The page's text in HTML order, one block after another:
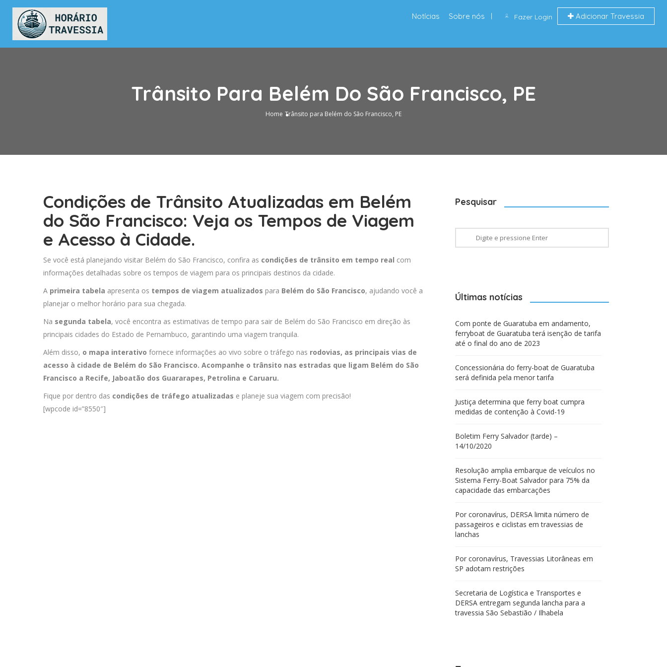
Fazer Login Adicionar Travessia
Notícias Sobre nós
Trânsito Para Belém Do São Francisco, PE
Home Trânsito para Belém do São Francisco, PE
Condições de Trânsito Atualizadas em Belém
do São Francisco: Veja os Tempos de Viagem
e Acesso à Cidade.
Se você está planejando visitar Belém do São Francisco, confira as condições de trânsito em tempo real com
informações detalhadas sobre os tempos de viagem para os principais destinos da cidade.
A primeira tabela apresenta os tempos de viagem atualizados para Belém do São Francisco, ajudando você a
planejar o melhor horário para sua chegada.
Na segunda tabela, você encontra as estimativas de tempo para sair de Belém do São Francisco em direção às
principais cidades do Estado de Pernambuco, garantindo uma viagem tranquila.
Além disso, o mapa interativo fornece informações ao vivo sobre o tráfego nas rodovias, as principais vias de
acesso à cidade de Belém do São Francisco. Acompanhe o trânsito nas estradas que ligam Belém do São
Francisco a Recife, Jaboatão dos Guararapes, Petrolina e Caruaru.
Fique por dentro das condições de tráfego atualizadas e planeje sua viagem com precisão!
[wpcode id=”8550″]
Pesquisar
Últimas notícias
Com ponte de Guaratuba em andamento,
ferryboat de Guaratuba terá isenção de tarifa
até o final do ano de 2023
Concessionária do ferry-boat de Guaratuba
será definida pela menor tarifa
Justiça determina que ferry boat cumpra
medidas de contenção à Covid-19
Boletim Ferry Salvador (tarde) –
14/10/2020
Resolução amplia embarque de veículos no
Sistema Ferry-Boat Salvador para 75% da
capacidade das embarcações
Por coronavírus, DERSA limita número de
passageiros e ciclistas em travessias de
lanchas
Por coronavírus, Travessias Litorâneas em
SP adotam restrições
Secretaria de Logística e Transportes e
DERSA entregam segunda lancha para a
travessia São Sebastião / Ilhabela